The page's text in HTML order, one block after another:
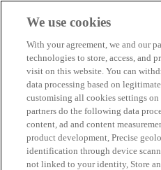
Biosphere Şirketlerini
Değerlendirmeyi nasıl
Biz kimiz
TR
English
Español
Português
Français
Català
Deutsch
We use cookies
With your agreement, we and our
technologies to store, access, and
visit on this website. You can
data processing based on
customising all cookies settings on
partners do the following data
content, ad and content
product development, Precise
identification through device
not linked to your identity, Store